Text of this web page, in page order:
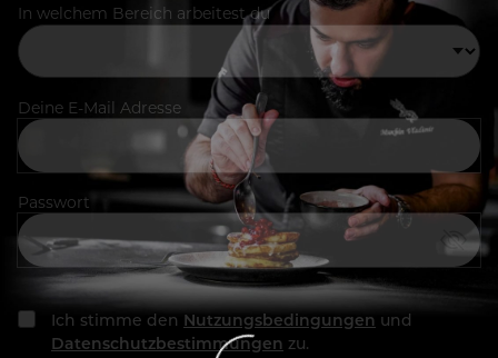
In welchem Bereich arbeitest du
Deine E-Mail Adresse
Passwort
Ich stimme den Nutzungsbedingungen und
Datenschutzbestimmungen zu.